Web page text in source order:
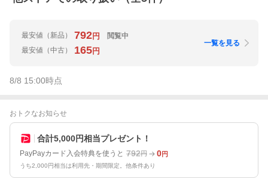
最安値 （新品） 792円
閲覧中
最安値 （中古） 165円
一覧を見る
8/8 15:00時点
おトクなお知らせ
合計5,000円相当プレゼント！
PayPayカード入会特典を使うと 792円 0円
うち2,000円相当は利用先・期間限定。他条件あり